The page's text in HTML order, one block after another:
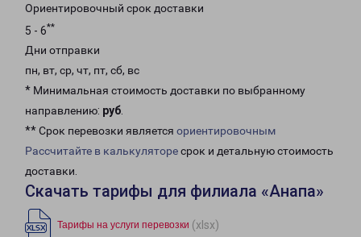
Ориентировочный срок доставки
5 - 6**
Дни отправки
пн, вт, ср, чт, пт, сб, вс
* Минимальная стоимость доставки по выбранному
направлению: руб.
** Срок перевозки является ориентировочным
Рассчитайте в калькуляторесрок и детальную стоимость
доставки.
Скачать тарифы для филиала «Анапа»
Тарифы на услуги перевозки (xlsx)